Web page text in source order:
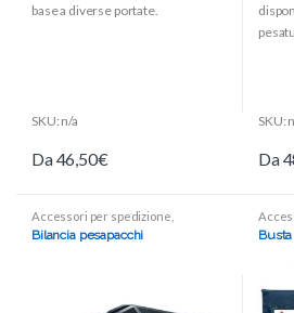
o
base a diverse portate.
SKU: n/a
Da46,50€
o
5
SKU:
Da
Accessori per spedizione
Spedizione ed imballo
Bilancia pesapacchi